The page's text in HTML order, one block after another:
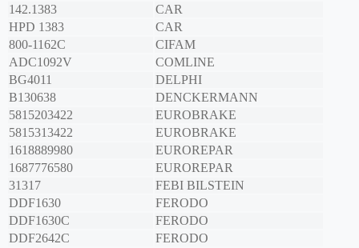
142.1383
CAR
HPD 1383
CAR
800-1162C
CIFAM
ADC1092V
COMLINE
BG4011
DELPHI
B130638
DENCKERMANN
5815203422
EUROBRAKE
5815313422
EUROBRAKE
1618889980
EUROREPAR
1687776580
EUROREPAR
31317
FEBI BILSTEIN
DDF1630
FERODO
DDF1630C
FERODO
DDF2642C
FERODO